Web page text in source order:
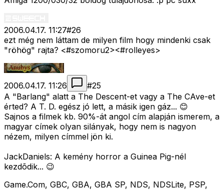
2006.04.17. 11:27#26
ezt még nem láttam de milyen film hogy mindenki csak
"röhög" rajta? <#szomoru2><#rolleyes>
2006.04.17. 11:26 #25
A "Barlang" alatt a The Descent-et vagy a The CAve-et
érted? A T. D. egész jó lett, a másik igen gáz... 😊
Sajnos a filmek kb. 90%-át angol cím alapján ismerem, a
magyar címek olyan silányak, hogy nem is nagyon
nézem, milyen címmel jön ki.
JackDaniels: A kemény horror a Guinea Pig-nél
kezdõdik... 😉
Game.Com, GBC, GBA, GBA SP, NDS, NDSLite, PSP,